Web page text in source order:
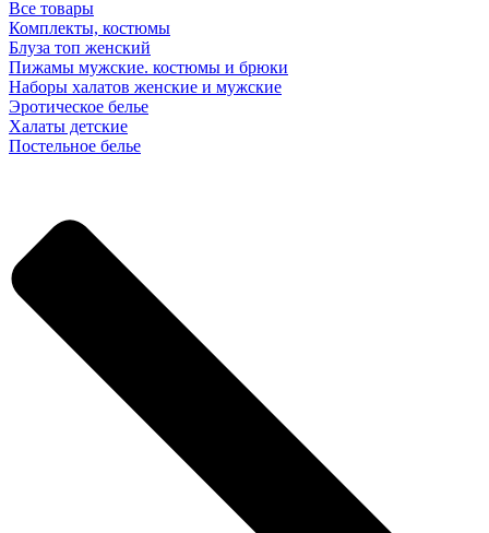
Все товары
Комплекты, костюмы
Блуза топ женский
Пижамы мужские. костюмы и брюки
Наборы халатов женские и мужские
Эротическое белье
Халаты детские
Постельное белье